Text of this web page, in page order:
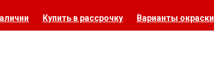
Купить в рассрочку Варианты окраски